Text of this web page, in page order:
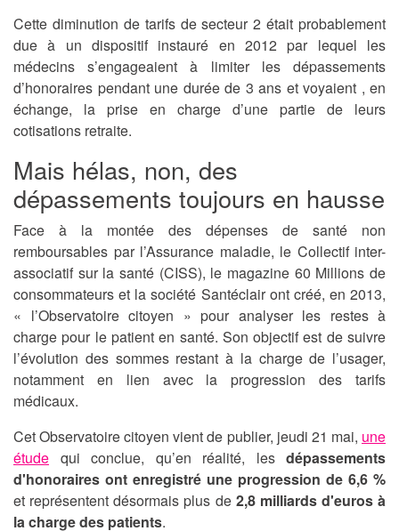
Cette diminution de tarifs de secteur 2 était probablement
due à un dispositif instauré en 2012 par lequel les
médecins s’engageaient à limiter les dépassements
d’honoraires pendant une durée de 3 ans et voyaient , en
échange, la prise en charge d’une partie de leurs
cotisations retraite.
Mais hélas, non, des
dépassements toujours en hausse
Face à la montée des dépenses de santé non
remboursables par l’Assurance maladie, le Collectif inter-
associatif sur la santé (CISS), le magazine 60 Millions de
consommateurs et la société Santéclair ont créé, en 2013,
« l’Observatoire citoyen » pour analyser les restes à
charge pour le patient en santé. Son objectif est de suivre
l’évolution des sommes restant à la charge de l’usager,
notamment en lien avec la progression des tarifs
médicaux.
Cet Observatoire citoyen vient de publier, jeudi 21 mai, une
étude qui conclue, qu’en réalité, les dépassements
d'honoraires ont enregistré une progression de 6,6 %
et représentent désormais plus de 2,8 milliards d'euros à
la charge des patients.